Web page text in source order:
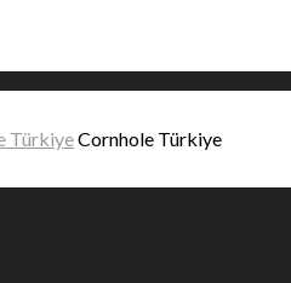
Cornhole Türkiye